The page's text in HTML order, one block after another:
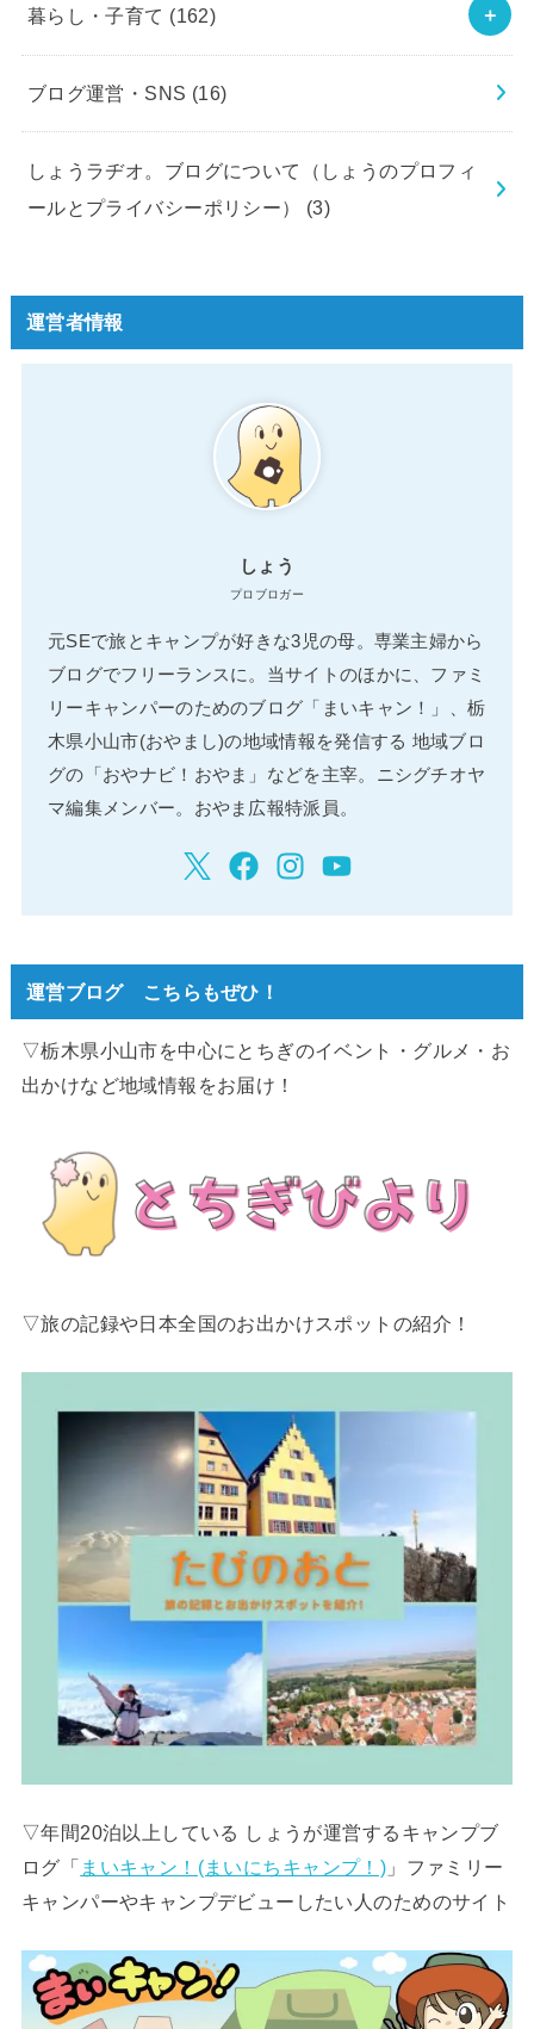
暮らし・子育て (162)
ブログ運営・SNS (16)
しょうラヂオ。ブログについて（しょうのプロフィ
ールとプライバシーポリシー） (3)
運営者情報
しょう
プロブロガー
元SEで旅とキャンプが好きな3児の母。専業主婦から
ブログでフリーランスに。当サイトのほかに、ファミ
リーキャンパーのためのブログ「まいキャン！」、栃
木県小山市(おやまし)の地域情報を発信する 地域ブロ
グの「おやナビ！おやま」などを主宰。ニシグチオヤ
マ編集メンバー。おやま広報特派員。
運営ブログ こちらもぜひ！
▽栃木県小山市を中心にとちぎのイベント・グルメ・お
出かけなど地域情報をお届け！
▽旅の記録や日本全国のお出かけスポットの紹介！
▽年間20泊以上している しょうが運営するキャンプブ
ログ「 まいキャン！(まいにちキャンプ！) 」ファミリー
キャンパーやキャンプデビューしたい人のためのサイト